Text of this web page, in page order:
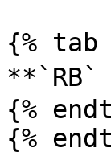
{%
**`RB`
{%
{%